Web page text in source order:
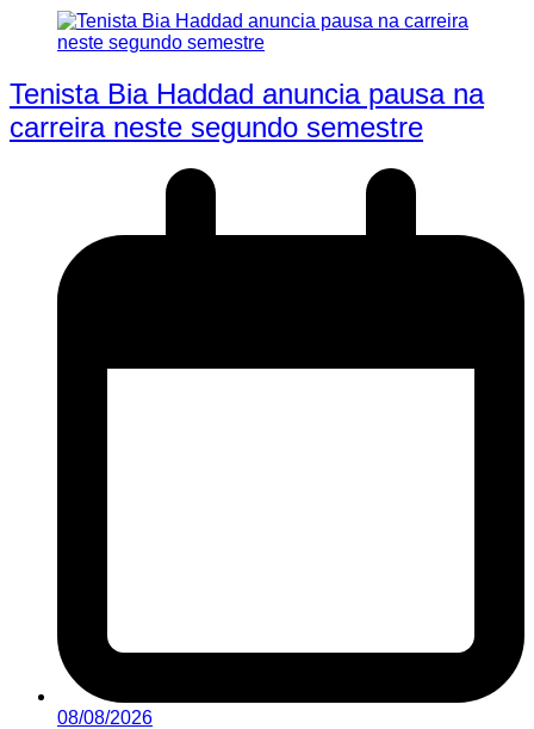
Tenista Bia Haddad anuncia pausa na
carreira neste segundo semestre
08/08/2026